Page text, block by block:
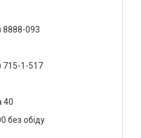
8888-093
715-1-517
40
без обіду